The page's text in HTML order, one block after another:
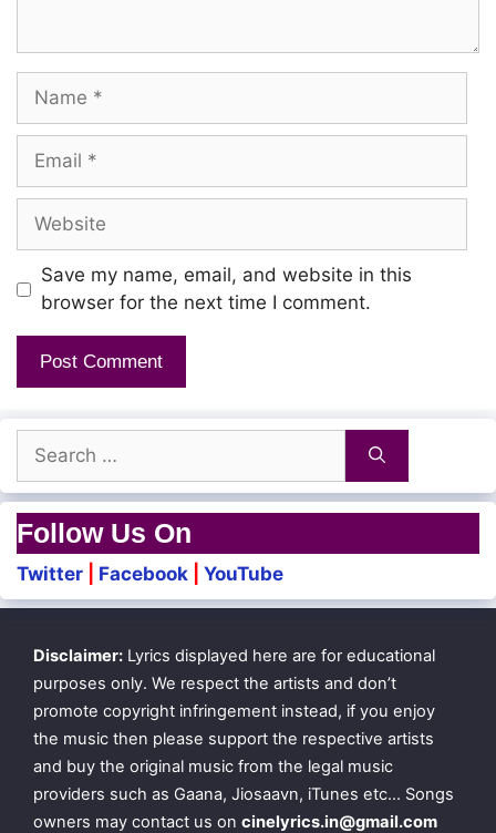
Kaiyaal vanangi ullam urugi
Kanindhu nindrom aiyaavae
Ullam kanindhu nindrom aiyaavae
Ullam kanindhu nindrom aiyaavae
Pottodu poovodu vaazha Naangal vaazha
Undhan kovilai naadi vandhom aiyanaarae
Ilaiyilae pooveduthu
Udalilae azhagu kuthi
Thalaiyile thaanga vandhom aiyanaarae
Thalaiyile thaanga vandhom aiyanaarae
Enga mangalam kaakka vendum aiyanaarae
Nenjukku needhi undu aiyanaarae
Ingae neeyundu kaavalundu aiyanaarae
Name
Email
Website
Save my name, email, and website in this
browser for the next time I comment.
Search
for:
Follow Us On
Twitter Facebook YouTube
Disclaimer: Lyrics displayed here are for educational
purposes only. We respect the artists and don’t
promote copyright infringement instead, if you enjoy
the music then please support the respective artists
and buy the original music from the legal music
providers such as Gaana, Jiosaavn, iTunes etc… Songs
owners may contact us on cinelyrics.in@gmail.com